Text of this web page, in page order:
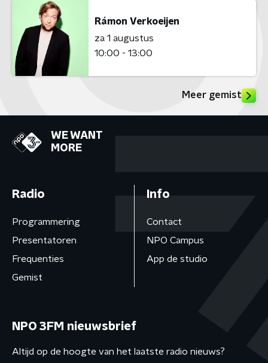
Rámon Verkoeijen
za 1 augustus
10:00 - 13:00
Meer gemist
WE WANT
MORE
Radio
Programmering
Presentatoren
Frequenties
Gemist
Info
Contact
NPO Campus
App de studio
NPO 3FM nieuwsbrief
Altijd op de hoogte van het laatste radio nieuws?